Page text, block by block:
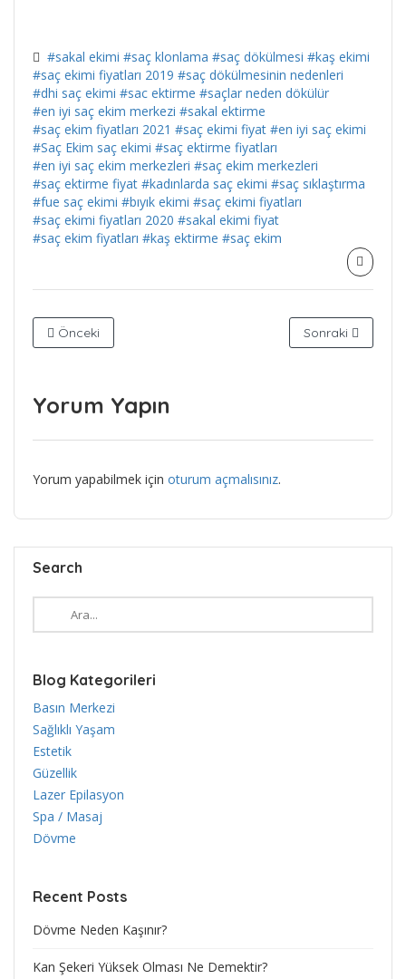
#sakal ekimi #saç klonlama #saç dökülmesi #kaş ekimi
#saç ekimi fiyatları 2019 #saç dökülmesinin nedenleri
#dhi saç ekimi #sac ektirme #saçlar neden dökülür
#en iyi saç ekim merkezi #sakal ektirme
#saç ekim fiyatları 2021 #saç ekimi fiyat #en iyi saç ekimi
#Saç Ekim saç ekimi #saç ektirme fiyatları
#en iyi saç ekim merkezleri #saç ekim merkezleri
#saç ektirme fiyat #kadınlarda saç ekimi #saç sıklaştırma
#fue saç ekimi #bıyık ekimi #saç ekimi fiyatları
#saç ekimi fiyatları 2020 #sakal ekimi fiyat
#saç ekim fiyatları #kaş ektirme #saç ekim
Önceki Sonraki
Yorum Yapın
Yorum yapabilmek için oturum açmalısınız.
Search
Blog Kategorileri
Basın Merkezi
Sağlıklı Yaşam
Estetik
Güzellik
Lazer Epilasyon
Spa / Masaj
Dövme
Recent Posts
Dövme Neden Kaşınır?
Kan Şekeri Yüksek Olması Ne Demektir?